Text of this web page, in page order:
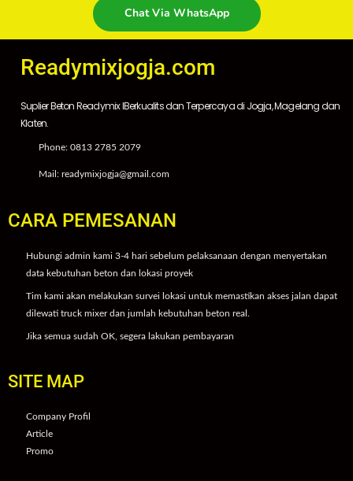
Chat Via WhatsApp
Readymixjogja.com
Suplier Beton Readymix IBerkualits dan Terpercaya di Jogja, Magelang dan
Klaten.
Phone: 0813 2785 2079
Mail: readymixjogja@gmail.com
CARA PEMESANAN
Hubungi admin kami 3-4 hari sebelum pelaksanaan dengan menyertakan
data kebutuhan beton dan lokasi proyek
Tim kami akan melakukan survei lokasi untuk memastikan akses jalan dapat
dilewati truck mixer dan jumlah kebutuhan beton real.
Jika semua sudah OK, segera lakukan pembayaran
SITE MAP
Company Profil
Article
Promo